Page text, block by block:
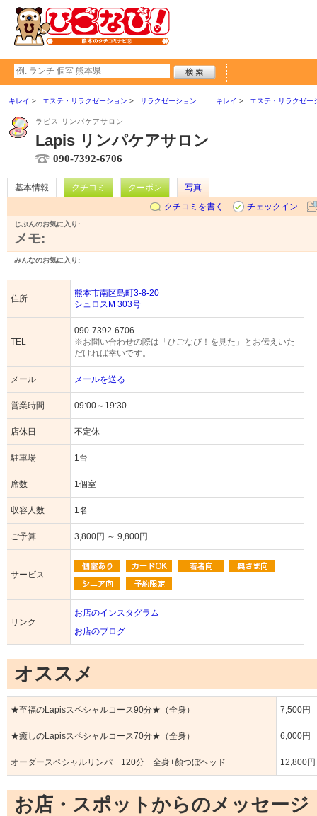
キレイ エステ・リラクゼーション リラクゼーション キレイ エステ・リラクゼー
ラピス リンパケアサロン
Lapis リンパケアサロン
090-7392-6706
基本情報 クチコミ クーポン
写真
クチコミを書く
チェックイン
じぶんのお気に入り:
メモ:
みんなのお気に入り:
住所
熊本市南区島町3-8-20
シュロスM 303号
TEL
090-7392-6706
※お問い合わせの際は「ひごなび！を見た」とお伝えいた
だければ幸いです。
メール メールを送る
営業時間 09:00～19:30
店休日 不定休
駐車場 1台
席数 1個室
収容人数 1名
ご予算 3,800円 ～ 9,800円
サービス
リンク
お店のインスタグラム
お店のブログ
オススメ
★至福のLapisスペシャルコース90分★（全身） 7,500円
★癒しのLapisスペシャルコース70分★（全身） 6,000円
オーダースペシャルリンパ 120分 全身+顏つぼヘッド 12,800円
お店・スポットからのメッセージ